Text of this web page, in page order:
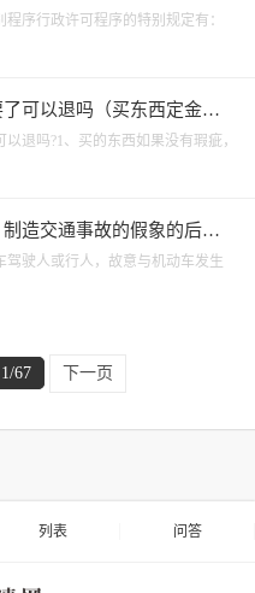
序行政许可程序的特别规定有：
可以退吗（买东西定金交
给退吗）
退吗?1、买的东西如果没有瑕疵，
造交通事故的假象的后果
驾驶人或行人，故意与机动车发生
1/67 下一页
列表 问答